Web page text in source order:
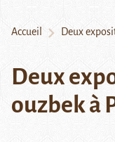
Accueil Deux
Deux
ouzbek à